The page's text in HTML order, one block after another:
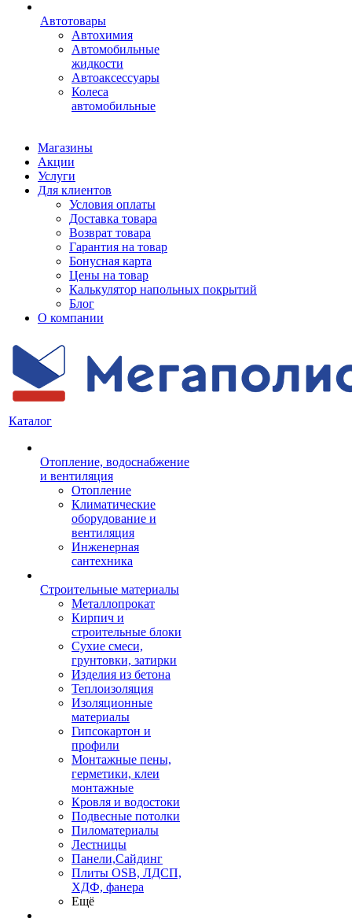
Автотовары
Автохимия
Автомобильные
жидкости
Автоаксессуары
Колеса
автомобильные
Магазины
Акции
Услуги
Для клиентов
Условия оплаты
Доставка товара
Возврат товара
Гарантия на товар
Бонусная карта
Цены на товар
Калькулятор напольных покрытий
Блог
О компании
Каталог
Отопление, водоснабжение
и вентиляция
Отопление
Климатические
оборудование и
вентиляция
Инженерная
сантехника
Строительные материалы
Металлопрокат
Кирпич и
строительные блоки
Сухие смеси,
грунтовки, затирки
Изделия из бетона
Теплоизоляция
Изоляционные
материалы
Гипсокартон и
профили
Монтажные пены,
герметики, клеи
монтажные
Кровля и водостоки
Подвесные потолки
Пиломатериалы
Лестницы
Панели,Сайдинг
Плиты OSB, ЛДСП,
ХДФ, фанера
Ещё